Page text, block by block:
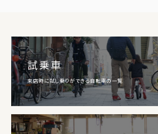
試乗車
来店時に試し乗りができる自転車の一覧